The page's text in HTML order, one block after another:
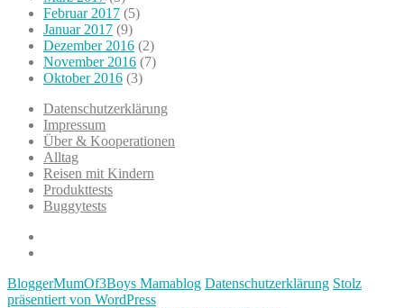
Februar 2017 (5)
Januar 2017 (9)
Dezember 2016 (2)
November 2016 (7)
Oktober 2016 (3)
Datenschutzerklärung
Impressum
Über & Kooperationen
Alltag
Reisen mit Kindern
Produkttests
Buggytests
BloggerMumOf3Boys Mamablog Datenschutzerklärung Stolz
präsentiert von WordPress